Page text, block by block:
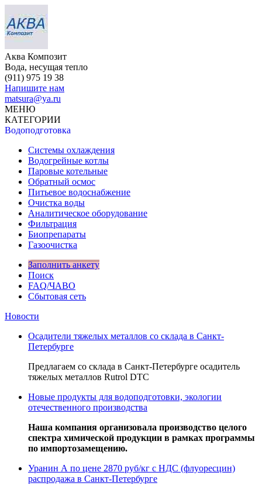
Аква Композит
Вода, несущая тепло
(911) 975 19 38
Напишите нам
matsura@ya.ru
МЕНЮ
КАТЕГОРИИ
Водоподготовка
Системы охлаждения
Водогрейные котлы
Паровые котельные
Обратный осмос
Питьевое водоснабжение
Очистка воды
Аналитическое оборудование
Фильтрация
Биопрепараты
Газоочистка
Заполнить анкету
Поиск
FAQ/ЧАВО
Сбытовая сеть
Новости
Осадители тяжелых металлов со склада в Санкт-
Петербурге
Предлагаем со склада в Санкт-Петербурге осадитель
тяжелых металлов Rutrol DTC
Новые продукты для водоподготовки, экологии
отечественного производства
Наша компания организовала производство целого
спектра химической продукции в рамках программы
по импортозамещению.
Уранин А по цене 2870 руб/кг с НДС (флуоресцин)
распродажа в Санкт-Петербурге